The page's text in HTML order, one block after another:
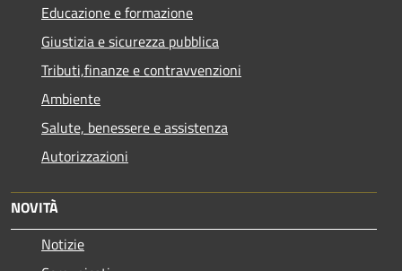
Educazione e formazione
Giustizia e sicurezza pubblica
Tributi,finanze e contravvenzioni
Ambiente
Salute, benessere e assistenza
Autorizzazioni
NOVITÀ
Notizie